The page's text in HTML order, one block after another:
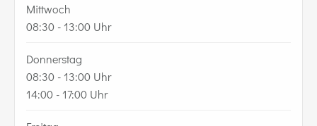
Mittwoch
08:30 - 13:00 Uhr
Donnerstag
08:30 - 13:00 Uhr
14:00 - 17:00 Uhr